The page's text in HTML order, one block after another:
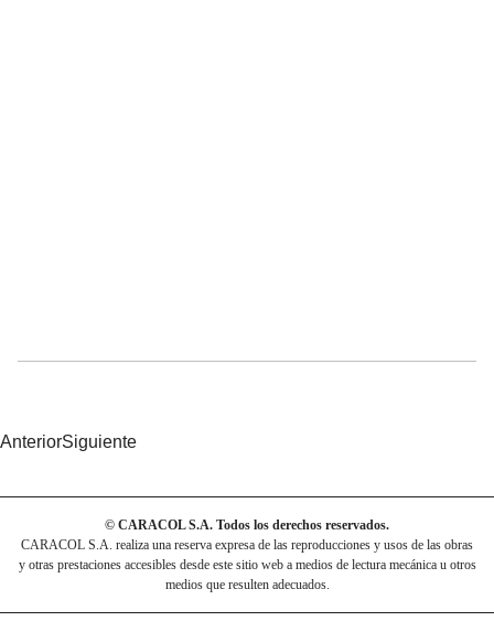
AnteriorSiguiente
© CARACOL S.A. Todos los derechos reservados.
CARACOL S.A. realiza una reserva expresa de las reproducciones y usos de las obras
y otras prestaciones accesibles desde este sitio web a medios de lectura mecánica u otros
medios que resulten adecuados.